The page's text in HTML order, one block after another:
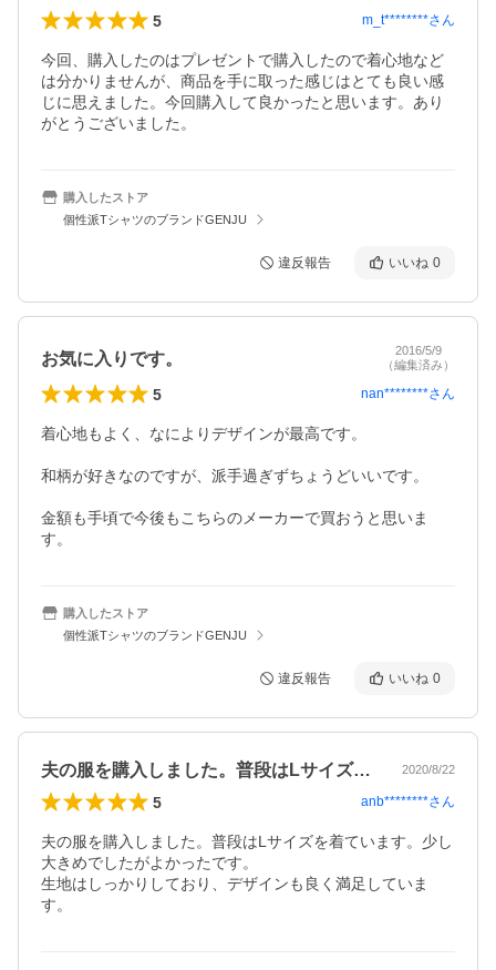
5 m_t********さん
今回、購入したのはプレゼントで購入したので着心地など
は分かりませんが、商品を手に取った感じはとても良い感
じに思えました。今回購入して良かったと思います。あり
がとうございました。
購入したストア
個性派TシャツのブランドGENJU
違反報告 いいね 0
お気に入りです。
2016/5/9
（編集済み）
5 nan********さん
着心地もよく、なによりデザインが最高です。
和柄が好きなのですが、派手過ぎずちょうどいいです。
金額も手頃で今後もこちらのメーカーで買おうと思いま
す。
購入したストア
個性派TシャツのブランドGENJU
違反報告 いいね 0
夫の服を購入しました。普段はLサイズを… 2020/8/22
5 anb********さん
夫の服を購入しました。普段はLサイズを着ています。少し
大きめでしたがよかったです。
生地はしっかりしており、デザインも良く満足していま
す。